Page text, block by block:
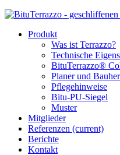
Produkt
Was ist Terrazzo?
Technische
BituTerrazzo®
Planer und
Pflegehinweise
Bitu-PU-Siegel
Muster
Mitglieder
Referenzen (current)
Berichte
Kontakt